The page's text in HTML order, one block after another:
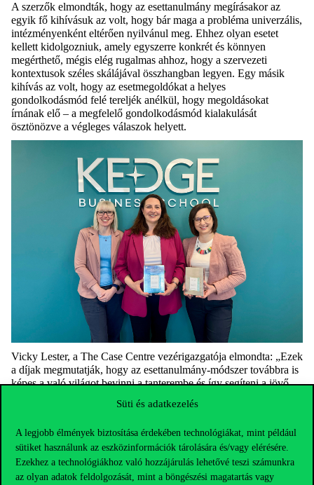
Süti és adatkezelés
A legjobb élmények biztosítása érdekében technológiákat, mint például
sütiket használunk az eszközinformációk tárolására és/vagy elérésére.
Ezekhez a technológiákhoz való hozzájárulás lehetővé teszi számunkra
az olyan adatok feldolgozását, mint a böngészési magatartás vagy
A szerzők elmondták, hogy az esettanulmány megírásakor az
egyik fő kihívásuk az volt, hogy bár maga a probléma univerzális,
intézményenként eltérően nyilvánul meg. Ehhez olyan esetet
kellett kidolgozniuk, amely egyszerre konkrét és könnyen
megérthető, mégis elég rugalmas ahhoz, hogy a szervezeti
kontextusok széles skálájával összhangban legyen. Egy másik
kihívás az volt, hogy az esetmegoldókat a helyes
gondolkodásmód felé tereljék anélkül, hogy megoldásokat
írnának elő – a megfelelő gondolkodásmód kialakulását
ösztönözve a végleges válaszok helyett.
Vicky Lester, a The Case Centre vezérigazgatója elmondta: „Ezek
a díjak megmutatják, hogy az esettanulmány-módszer továbbra is
képes a való világot bevinni a tanterembe és így segíteni a jövő
vezetőinek, hogy eligazodjanak a komplexitásban, és
megalapozott döntéseket hozzanak egy folyamatosan változó
fenntarthatósági kihívásoktól a mesterséges intelligencia
térnyeréséig az idei nyertes esetek azokat a kérdéseket tükrözik,
amelyek ma az üzleti életet formálják.”